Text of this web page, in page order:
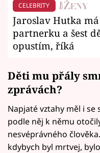
CELEBRITY
Jaroslav Hutka
partnerku a šest
opustím, říká
Děti mu přály
zprávách?
Napjaté vztahy měl i
podle něj k němu
nesvéprávného
kdybych byl mrtvej,